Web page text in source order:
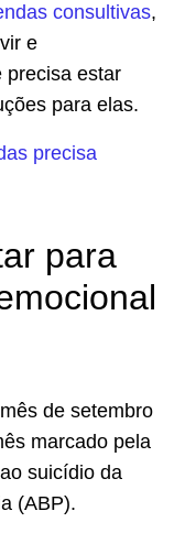
consultivas,
e
precisa estar
para elas.
precisa
para
de setembro
marcado pela
suicídio da
(ABP).